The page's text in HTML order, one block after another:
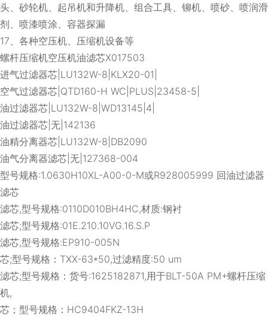
头、砂轮机、起吊机和升降机、组合工具、铆机、喷砂、喷润滑
剂、喷漆喷涂、容器探漏
17、各种空压机、压缩机设备等
螺杆压缩机空压机油滤芯X017503
进气过滤器芯|LU132W-8|KLX20-01|
空气过滤器芯|QTD160-H WC|PLUS|23458-5|
油过滤器芯|LU132W-8|WD13145|4|
油过滤器芯|无|142136
油精分离器芯|LU132W-8|DB2090
油气分离器滤芯|无|127368-004
型号规格:1.0630H10XL-A00-0-M或R928005999 回油过滤器
滤芯
滤芯,型号规格:0110D010BH4HC,材质:钢衬
滤芯;型号规格:01E.210.10VG.16.S.P
滤芯,型号规格:EP910-005N
芯;型号规格：TXX-63*50,过滤精度:50 um
滤芯;型号规格：货号:1625182871,用于BLT-50A PM+螺杆压缩
机,
芯；型号规格：HC9404FKZ-13H